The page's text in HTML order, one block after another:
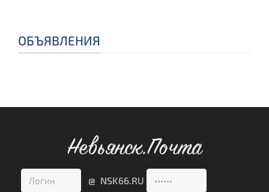
ОБЪЯВЛЕНИЯ
Невьянск.Почта
@ NSK66.RU